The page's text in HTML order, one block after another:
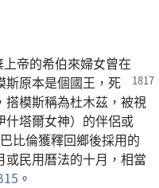
上帝的希伯來婦女曾在
斯原本是個國王 ， 死
搭模斯稱為杜木茲 ， 被視
什塔爾女神） 的伴侶或
巴比倫獲釋回鄉後採用的
或民用曆法的十月 ， 相當
。